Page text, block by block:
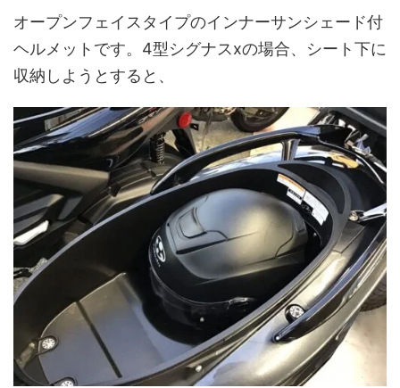
オープンフェイスタイプのインナーサンシェード付
ヘルメットです。4型シグナスxの場合、シート下に
収納しようとすると、